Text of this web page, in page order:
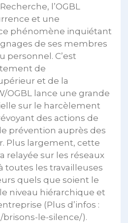
l’OGBL
et une
phénomène inquiétant
de ses membres
personnel. C’est
de
et de la
OGBL lance une grande
sur le harcèlement
des actions de
prévention auprès des
Plus largement, cette
relayée sur les réseaux
toutes les travailleuses
quels que soient le
niveau hiérarchique et
(Plus d’infos :
le-silence/).